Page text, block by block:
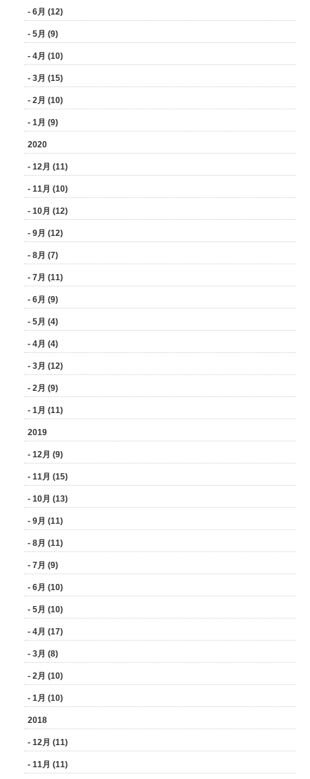
- 6月 (12)
- 5月 (9)
- 4月 (10)
- 3月 (15)
- 2月 (10)
- 1月 (9)
2020
- 12月 (11)
- 11月 (10)
- 10月 (12)
- 9月 (12)
- 8月 (7)
- 7月 (11)
- 6月 (9)
- 5月 (4)
- 4月 (4)
- 3月 (12)
- 2月 (9)
- 1月 (11)
2019
- 12月 (9)
- 11月 (15)
- 10月 (13)
- 9月 (11)
- 8月 (11)
- 7月 (9)
- 6月 (10)
- 5月 (10)
- 4月 (17)
- 3月 (8)
- 2月 (10)
- 1月 (10)
2018
- 12月 (11)
- 11月 (11)